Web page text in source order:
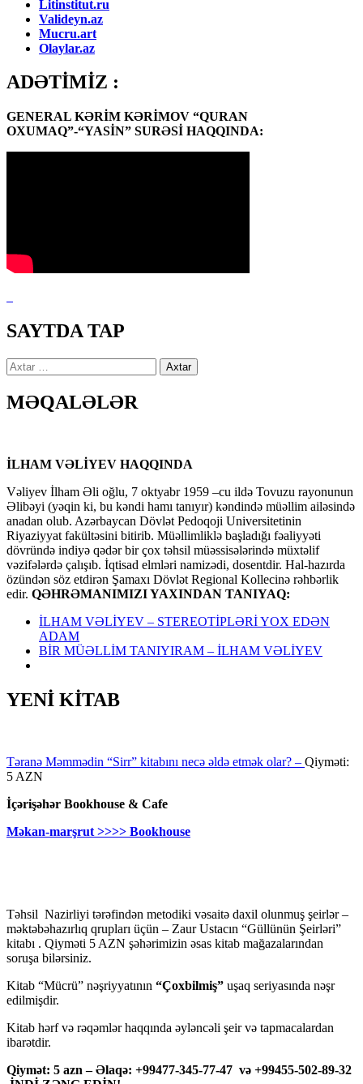
Litinstitut.ru
Valideyn.az
Mucru.art
Olaylar.az
ADƏTİMİZ :
GENERAL KƏRİM KƏRİMOV “QURAN
OXUMAQ”-“YASİN” SURƏSİ HAQQINDA:
SAYTDA TAP
Axtarış:
MƏQALƏLƏR
İLHAM VƏLİYEV HAQQINDA
Vəliyev İlham Əli oğlu, 7 oktyabr 1959 –cu ildə Tovuzu rayonunun
Əlibəyi (yəqin ki, bu kəndi hamı tanıyır) kəndində müəllim ailəsində
anadan olub. Azərbaycan Dövlət Pedoqoji Universitetinin
Riyaziyyat fakültəsini bitirib. Müəllimliklə başladığı fəaliyyəti
dövründə indiyə qədər bir çox təhsil müəssisələrində müxtəlif
vəzifələrdə çalışıb. İqtisad elmləri namizədi, dosentdir. Hal-hazırda
özündən söz etdirən Şamaxı Dövlət Regional Kollecinə rəhbərlik
edir. QƏHRƏMANIMIZI YAXINDAN TANIYAQ:
İLHAM VƏLİYEV – STEREOTİPLƏRİ YOX EDƏN
ADAM
BİR MÜƏLLİM TANIYIRAM – İLHAM VƏLİYEV
YENİ KİTAB
Təranə Məmmədin “Sirr” kitabını necə əldə etmək olar? – Qiyməti:
5 AZN
İçərişəhər Bookhouse & Cafe
Məkan-marşrut >>>> Bookhouse
Təhsil Nazirliyi tərəfindən metodiki vəsaitə daxil olunmuş şeirlər –
məktəbəhazırlıq qrupları üçün – Zaur Ustacın “Güllünün Şeirləri”
kitabı . Qiyməti 5 AZN şəhərimizin əsas kitab mağazalarından
soruşa bilərsiniz.
Kitab “Mücrü” nəşriyyatının “Çoxbilmiş” uşaq seriyasında nəşr
edilmişdir.
Kitab hərf və rəqəmlər haqqında əyləncəli şeir və tapmacalardan
ibarətdir.
Qiymət: 5 azn – Əlaqə: +99477-345-77-47 və +99455-502-89-32